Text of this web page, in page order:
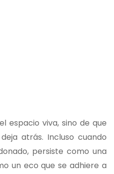
espacio viva, sino de que
atrás. Incluso cuando
persiste como una
un eco que se adhiere a